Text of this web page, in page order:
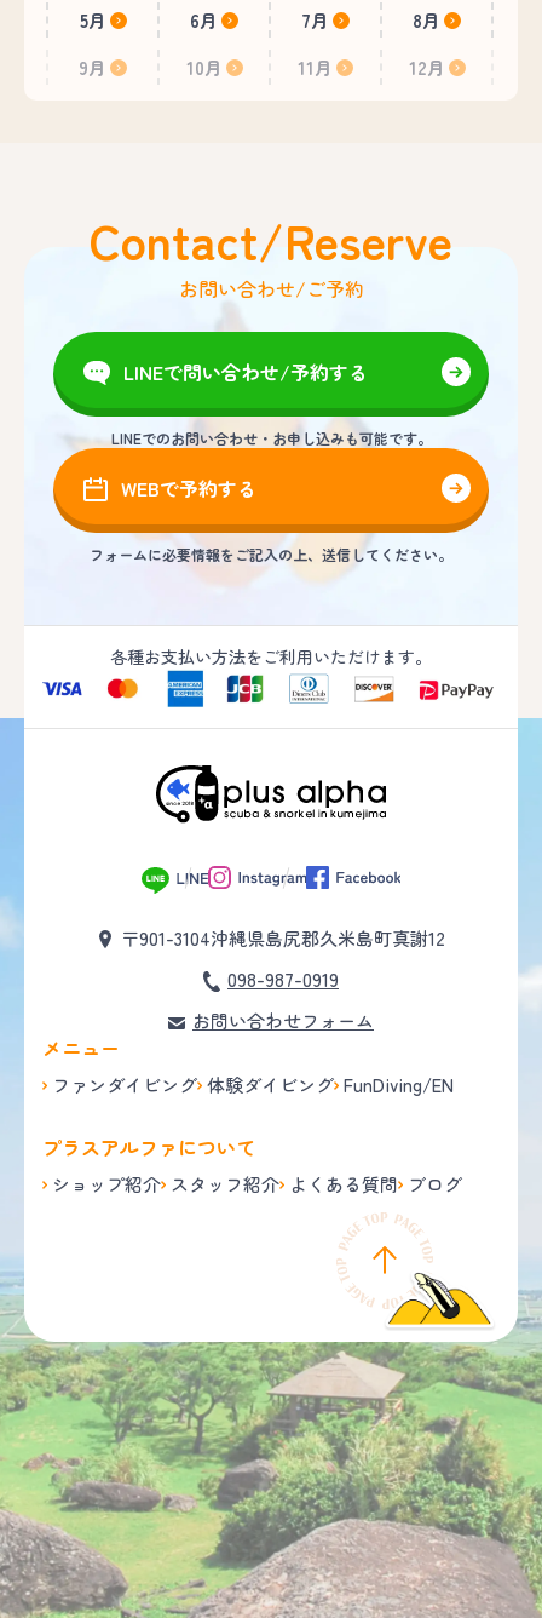
5月
6月 7月
8月
9月
10月 11月 12月
Contact/Reserve
お問い合わせ/ご予約
LINEで問い合わせ/予約する
LINEでのお問い合わせ・お申し込みも可能です。
WEBで予約する
フォームに必要情報をご記入の上、送信してください。
各種お支払い方法をご利用いただけます。
〒901-3104沖縄県島尻郡久米島町真謝12
098-987-0919
お問い合わせフォーム
メニュー
ファンダイビング 体験ダイビング FunDiving/EN
プラスアルファについて
ショップ紹介 スタッフ紹介 よくある質問 ブログ